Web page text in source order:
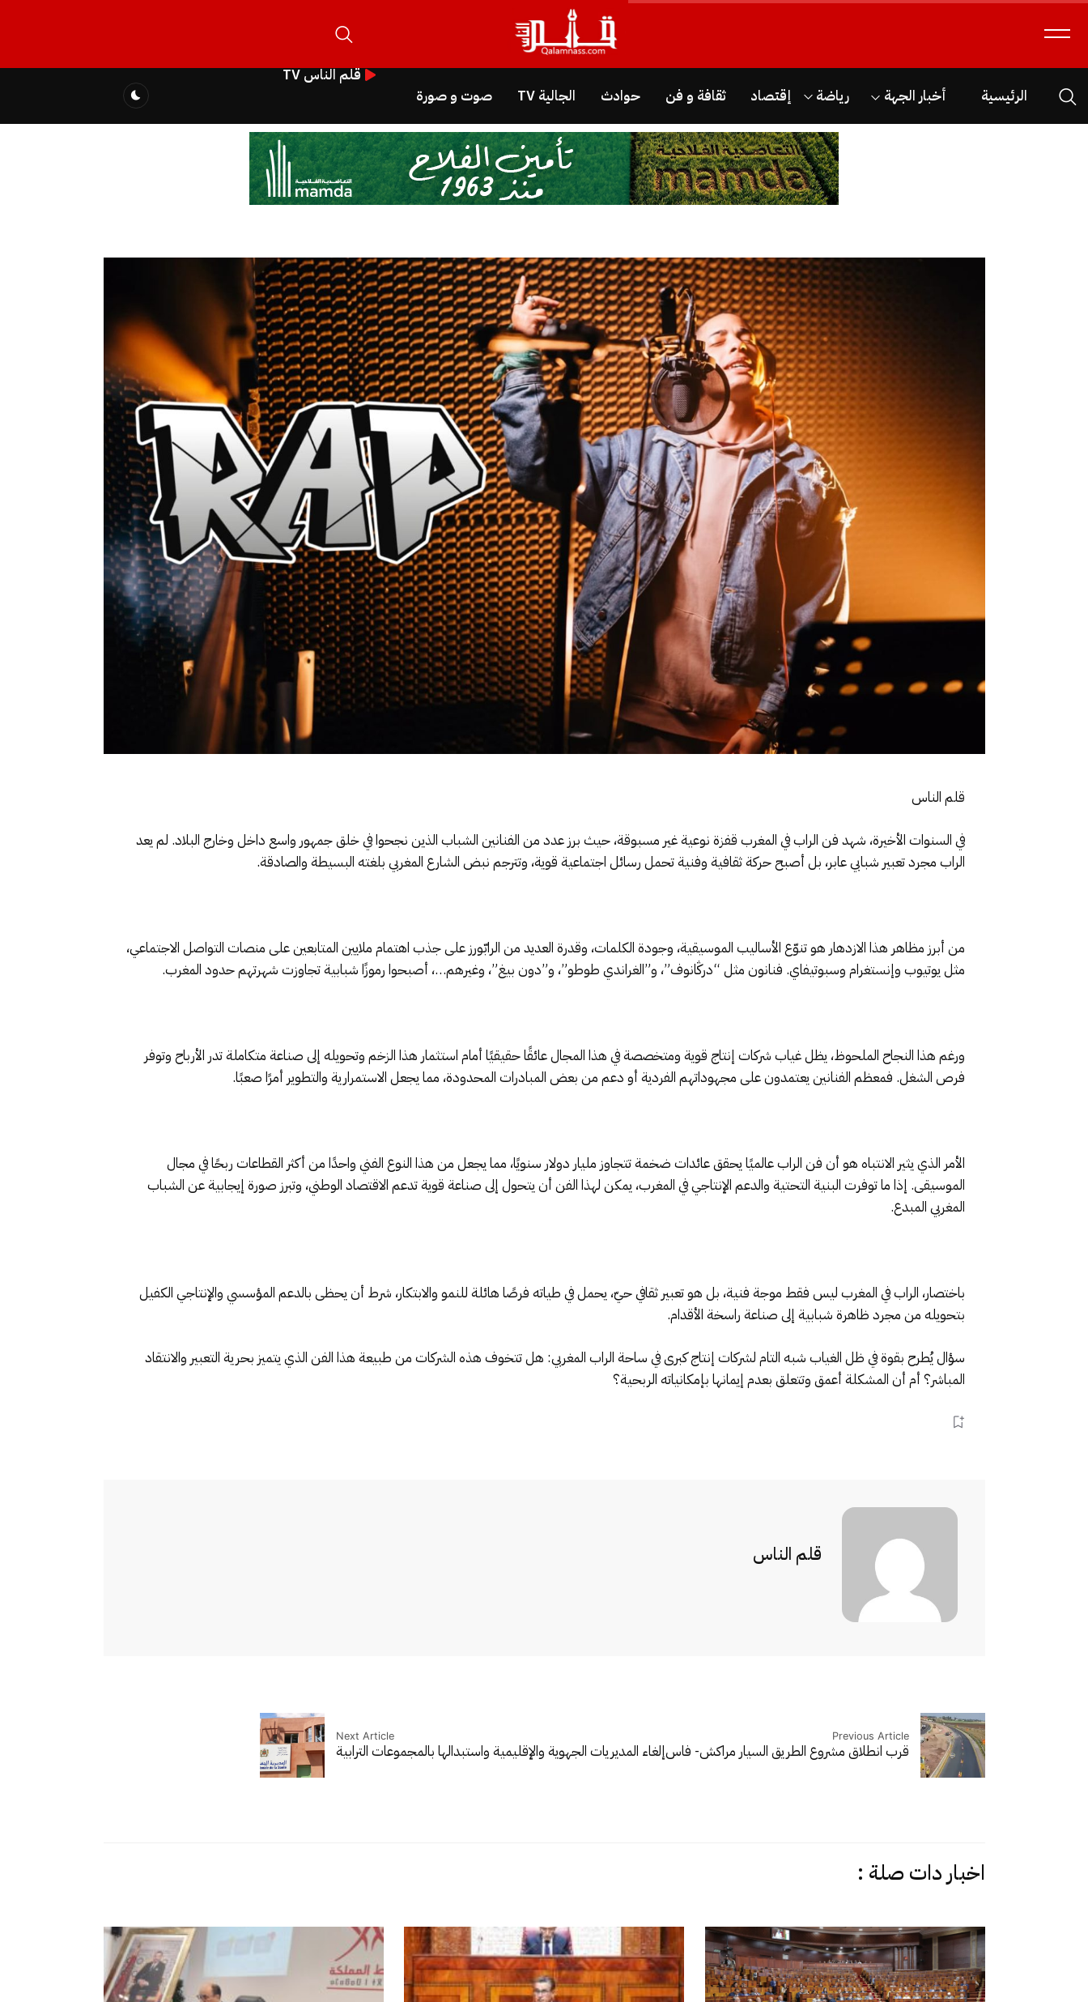
الرئيسية أخبار الجهة رياضة إقتصاد ثقافة و فن حوادث الجالية TV صوت و صورة
قلم الناس TV
قلم الناس
في السنوات الأخيرة، شهد فن الراب في المغرب قفزة نوعية غير مسبوقة، حيث برز عدد من الفنانين الشباب الذين نجحوا في خلق جمهور واسع داخل وخارج البلاد. لم يعد
الراب مجرد تعبير شبابي عابر، بل أصبح حركة ثقافية وفنية تحمل رسائل اجتماعية قوية، وتترجم نبض الشارع المغربي بلغته البسيطة والصادقة.
من أبرز مظاهر هذا الازدهار هو تنوّع الأساليب الموسيقية، وجودة الكلمات، وقدرة العديد من الرابّورز على جذب اهتمام ملايين المتابعين على منصات التواصل الاجتماعي،
مثل يوتيوب وإنستغرام وسبوتيفاي. فنانون مثل “درݣانوف”، و”الغراندي طوطو”، و”دون بيغ”، وغيرهم…، أصبحوا رموزًا شبابية تجاوزت شهرتهم حدود المغرب.
ورغم هذا النجاح الملحوظ، يظل غياب شركات إنتاج قوية ومتخصصة في هذا المجال عائقًا حقيقيًا أمام استثمار هذا الزخم وتحويله إلى صناعة متكاملة تدر الأرباح وتوفر
فرص الشغل. فمعظم الفنانين يعتمدون على مجهوداتهم الفردية أو دعم من بعض المبادرات المحدودة، مما يجعل الاستمرارية والتطوير أمرًا صعبًا.
الأمر الذي يثير الانتباه هو أن فن الراب عالميًا يحقق عائدات ضخمة تتجاوز مليار دولار سنويًا، مما يجعل من هذا النوع الفني واحدًا من أكثر القطاعات ربحًا في مجال
الموسيقى. إذا ما توفرت البنية التحتية والدعم الإنتاجي في المغرب، يمكن لهذا الفن أن يتحول إلى صناعة قوية تدعم الاقتصاد الوطني، وتبرز صورة إيجابية عن الشباب
المغربي المبدع.
باختصار، الراب في المغرب ليس فقط موجة فنية، بل هو تعبير ثقافي حيّ، يحمل في طياته فرصًا هائلة للنمو والابتكار، شرط أن يحظى بالدعم المؤسسي والإنتاجي الكفيل
بتحويله من مجرد ظاهرة شبابية إلى صناعة راسخة الأقدام.
سؤال يُطرح بقوة في ظل الغياب شبه التام لشركات إنتاج كبرى في ساحة الراب المغربي: هل تتخوف هذه الشركات من طبيعة هذا الفن الذي يتميز بحرية التعبير والانتقاد
المباشر؟ أم أن المشكلة أعمق وتتعلق بعدم إيمانها بإمكانياته الربحية؟
قلم الناس
Previous Article
قرب انطلاق مشروع الطريق السيار مراكش- فاس
Next Article
إلغاء المديريات الجهوية والإقليمية واستبدالها بالمجموعات الترابية
اخبار دات صلة :